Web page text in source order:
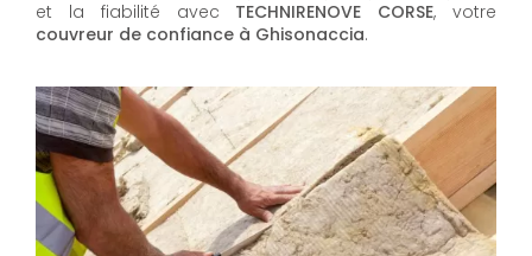
et la fiabilité avec TECHNIRENOVE CORSE, votre
couvreur de confiance à Ghisonaccia.